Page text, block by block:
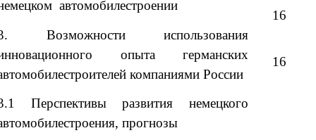
автомобилестроении
Возможности использования
опыта германских
компаниями России
Перспективы развития немецкого
прогнозы
16
16